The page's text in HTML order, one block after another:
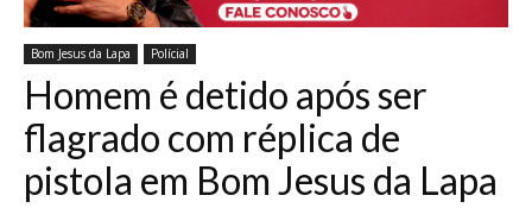
Bom Jesus da Lapa Polícial
Homem é detido após ser
flagrado com réplica de
pistola em Bom Jesus da Lapa